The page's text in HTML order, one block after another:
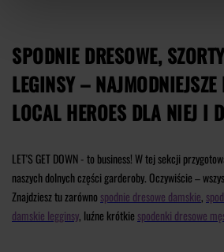
SPODNIE DRESOWE,
LEGINSY – NAJMODNIEJSZE
LOCAL HEROES DLA NIEJ I
LET'S GET DOWN - to business! W tej sekcji
naszych dolnych części garderoby. Oczywiście –
Znajdziesz tu zarówno spodnie dresowe damskie,
damskie legginsy, luźne krótkie spodenki dresowe